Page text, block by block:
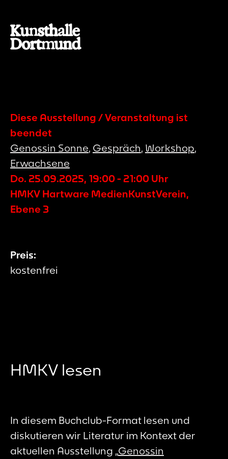
Diese Ausstellung / Veranstaltung ist
beendet
Genossin Sonne, Gespräch, Workshop,
Erwachsene
Do. 25.09.2025, 19:00- 21:00 Uhr
HMKV Hartware MedienKunstVerein,
Ebene 3
Preis:
kostenfrei
HMKV lesen
In diesem Buchclub-Format lesen und
diskutieren wir Literatur im Kontext der
aktuellen Ausstellung „Genossin